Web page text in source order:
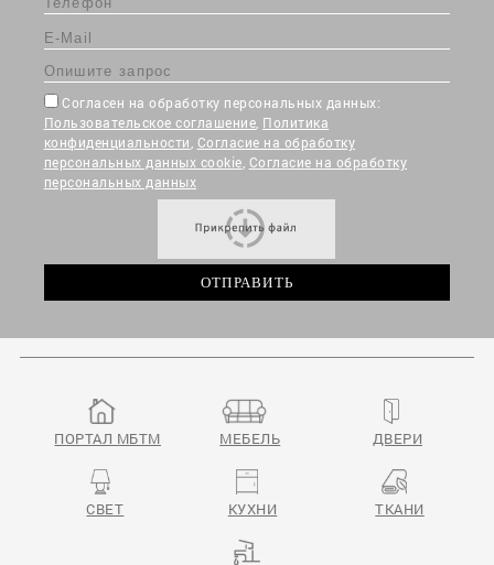
Согласен на обработку персональных данных:
Пользовательское соглашение Политика
конфиденциальности Согласие на обработку
персональных данных cookie Согласие на обработку
персональных данных
ПОРТАЛ МБТМ МЕБЕЛЬ ДВЕРИ
СВЕТ КУХНИ ТКАНИ